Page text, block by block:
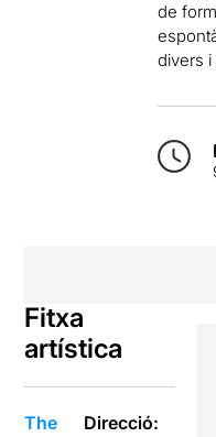
de
divers i
Fitxa
artística
The
Direcció: